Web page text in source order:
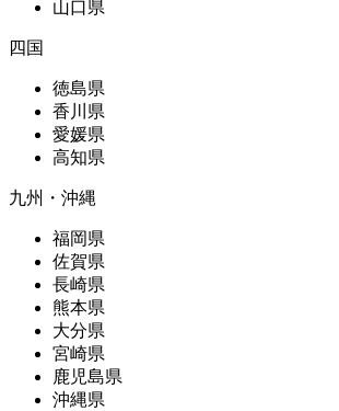
山口県
四国
徳島県
香川県
愛媛県
高知県
九州・沖縄
福岡県
佐賀県
長崎県
熊本県
大分県
宮崎県
鹿児島県
沖縄県